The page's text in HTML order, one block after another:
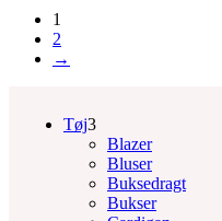
Tøj3
Blazer
Bluser
Buksedragt
Bukser
på
varesiden
1
2
→